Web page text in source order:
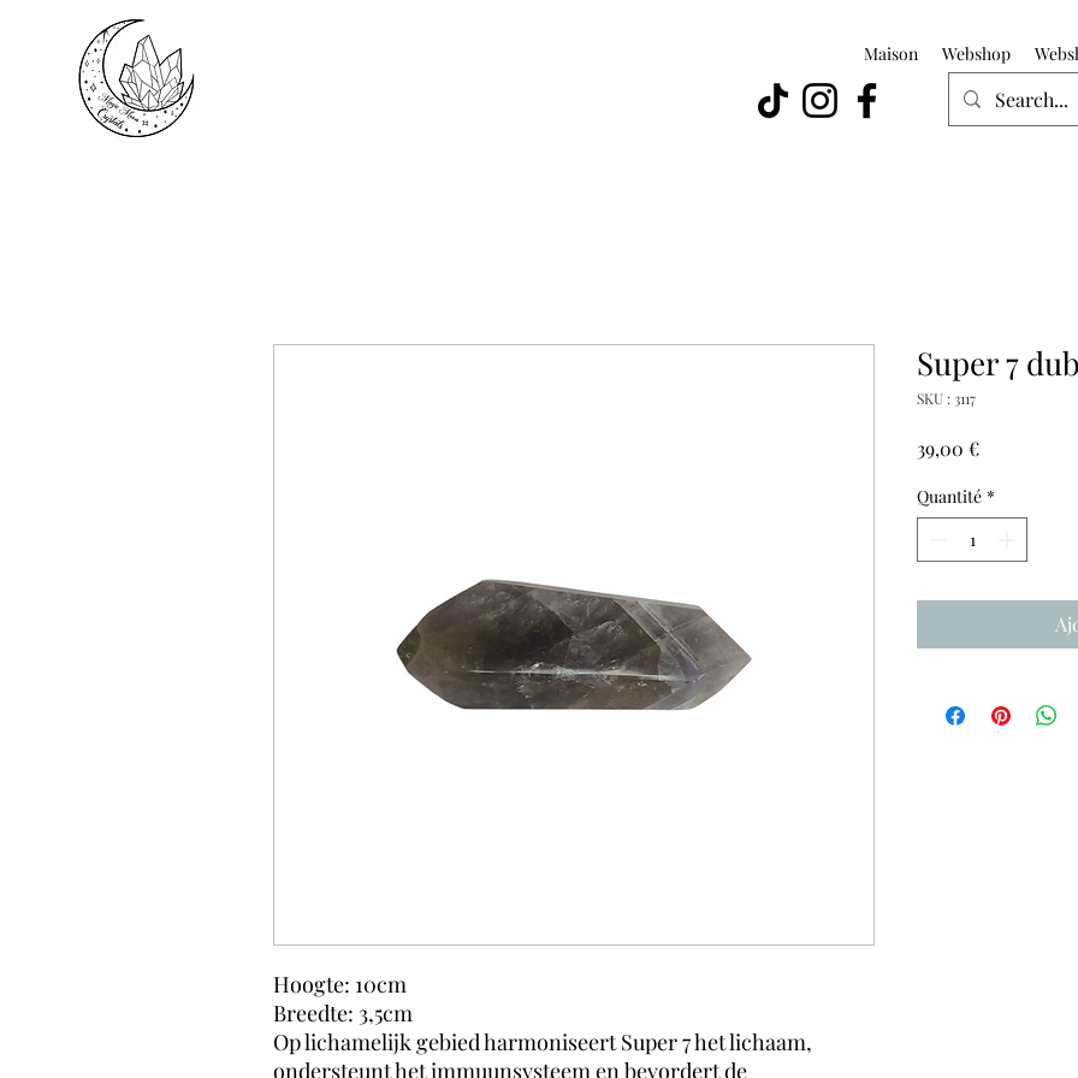
Maison Webshop
Hoogte: 10cm
Breedte: 3,5cm
Op lichamelijk gebied harmoniseert Super 7 het lichaam,
ondersteunt het immuunsysteem en bevordert de
Super 7
SKU : 3117
39,00 €Prix
Quantité *